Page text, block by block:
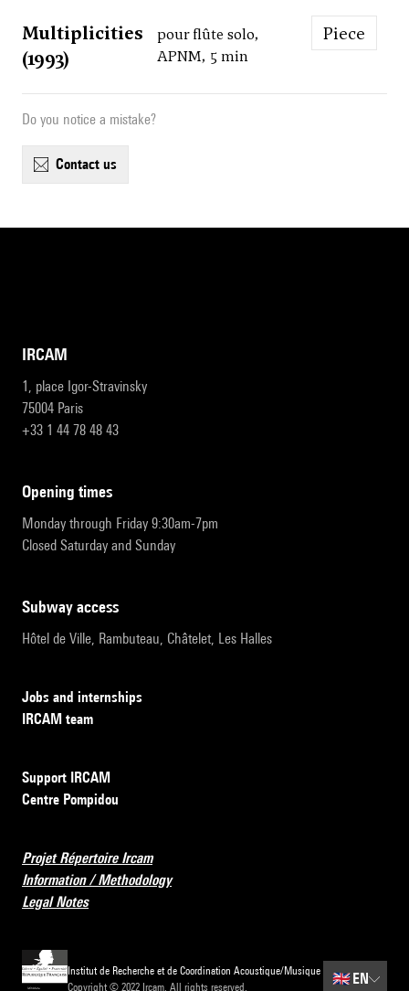
Multiplicities
(1993)
pour flûte solo,
APNM, 5 min
Piece
Do you notice a mistake?
contact us
IRCAM
1, place Igor-Stravinsky
75004 Paris
+33 1 44 78 48 43
opening times
Monday through Friday 9:30am-7pm
Closed Saturday and Sunday
subway access
Hôtel de Ville, Rambuteau, Châtelet, Les Halles
Jobs and internships
IRCAM team
Support IRCAM
Centre Pompidou
Projet Répertoire Ircam
Information / Methodology
Legal Notes
Institut de Recherche et de Coordination Acoustique/Musique
Copyright © 2022 Ircam. All rights reserved.
🇬🇧 EN